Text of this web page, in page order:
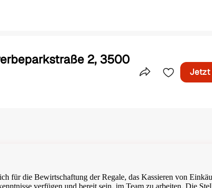
2, 3500
Teile diesesJetzt
für die Bewirtschaftung der Regale, das Kassieren von